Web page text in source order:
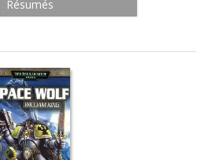
Résumés